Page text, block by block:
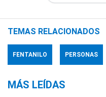
TEMAS RELACIONADOS
FENTANILO PERSONAS
MÁS LEÍDAS